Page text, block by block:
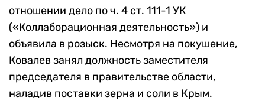
отношении дело по ч. 4 ст. 111-1 УК
(«Коллаборационная деятельность») и
объявила в розыск. Несмотря на покушение,
Ковалев занял должность заместителя
председателя в правительстве области,
наладив поставки зерна и соли в Крым.